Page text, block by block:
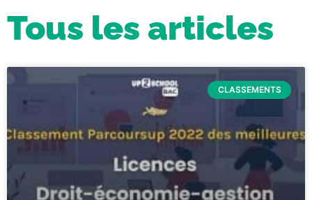
Tous les articles
CLASSEMENTS